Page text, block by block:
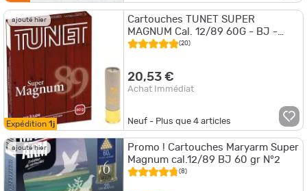
ajouté hier
Expédition 1j
Cartouches TUNET SUPER
MAGNUM Cal. 12/89 60G - BJ -
PB2 X10
(20)
20,53 €
Achat Immédiat
Neuf - Plus que4 articles
ajouté hier
Promo ! Cartouches Maryarm Super
Magnum cal.12/89 BJ 60 gr N°2
(8)